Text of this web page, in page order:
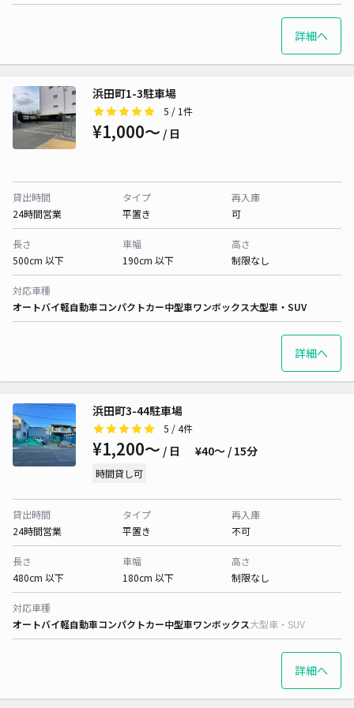
詳細へ
浜田町1-3駐車場
5 / 1件
¥1,000〜 / 日
貸出時間
24時間営業
タイプ
平置き
再入庫
可
長さ
500cm 以下
車幅
190cm 以下
高さ
制限なし
対応車種
オートバイ軽自動車コンパクトカー中型車ワンボックス大型車・SUV
詳細へ
浜田町3-44駐車場
5 / 4件
¥1,200〜 / 日 ¥40〜 / 15分
時間貸し可
貸出時間
24時間営業
タイプ
平置き
再入庫
不可
長さ
480cm 以下
車幅
180cm 以下
高さ
制限なし
対応車種
オートバイ軽自動車コンパクトカー中型車ワンボックス大型車・SUV
詳細へ